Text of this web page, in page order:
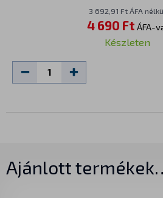
3 692,91 Ft ÁFA
4 690 Ft ÁFA-
Készleten
Ajánlott